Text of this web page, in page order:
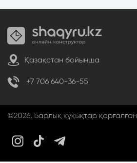
Қазақстан бойынша
+7 706 640-36-55
©2026. Барлық құқықтар қорғалған